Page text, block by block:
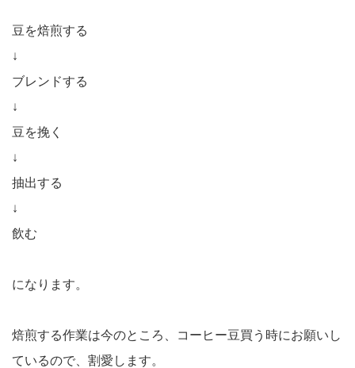
豆を焙煎する
↓
ブレンドする
↓
豆を挽く
↓
抽出する
↓
飲む
になります。
焙煎する作業は今のところ、コーヒー豆買う時にお願いし
ているので、割愛します。